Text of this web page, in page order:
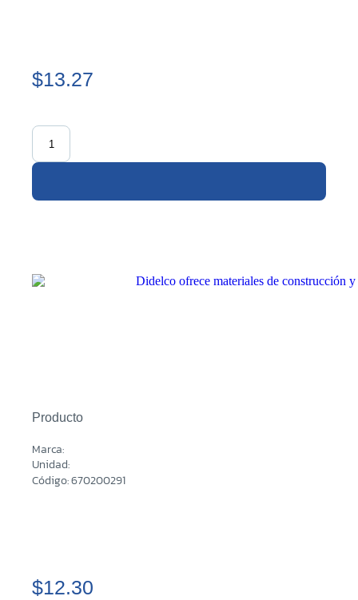
$13.27
Producto
Marca:
Unidad:
Código: 670200291
$12.30